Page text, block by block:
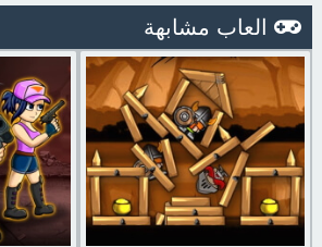
العاب مشابهة